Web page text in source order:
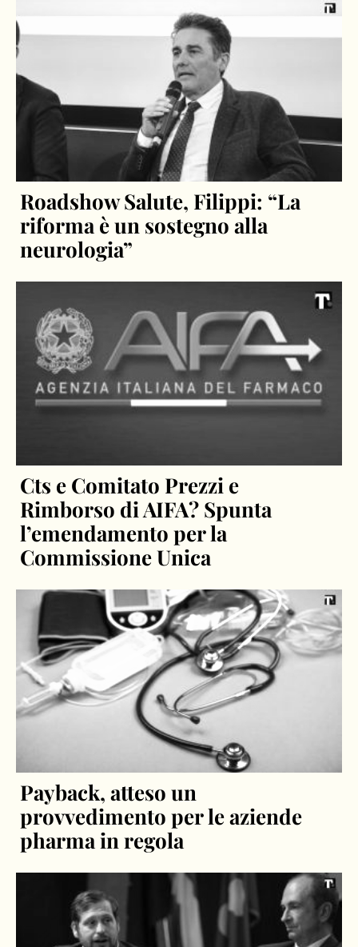
Roadshow Salute, Filippi: “La
riforma è un sostegno alla
neurologia”
Cts e Comitato Prezzi e
Rimborso di AIFA? Spunta
l’emendamento per la
Commissione Unica
Payback, atteso un
provvedimento per le aziende
pharma in regola